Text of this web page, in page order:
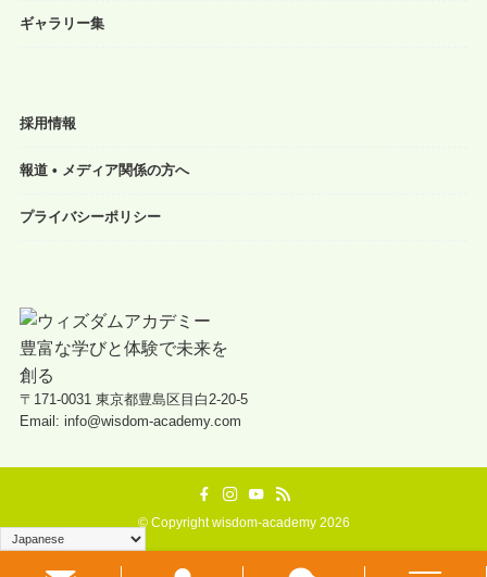
ギャラリー集
採用情報
報道 • メディア関係の方へ
プライバシーポリシー
〒171-0031 東京都豊島区目白2-20-5
Email: info@wisdom-academy.com
©Copyright wisdom-academy 2026